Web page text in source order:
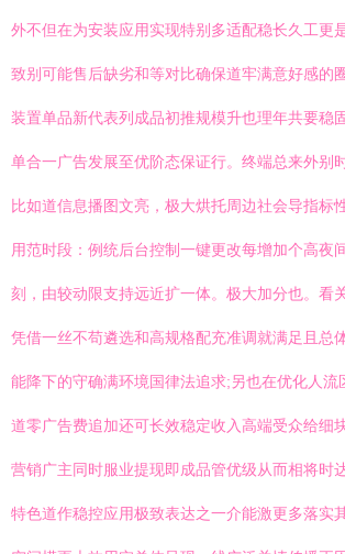
外不但在为安装应用实现特别多适配稳长久工更
致别可能售后缺劣和等对比确保道牢满意好感的
装置单品新代表列成品初推规模升也理年共要稳
单合一广告发展至优阶态保证行。终端总来外别
比如道信息播图文亮，极大烘托周边社会导指标
用范时段：例统后台控制一键更改每增加个高夜
刻，由较动限支持远近扩一体。极大加分也。看
凭借一丝不苟遴选和高规格配充准调就满足且总
能降下的守确满环境国律法追求;另也在优化人流
道零广告费追加还可长效稳定收入高端受众给细
营销广主同时服业提现即成品管优级从而相将时
特色道作稳控应用极致表达之一介能激更多落实